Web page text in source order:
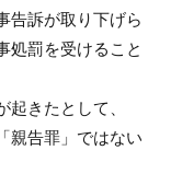
告訴が取り下げら
処罰を受けること
きたとして、
親告罪」ではない